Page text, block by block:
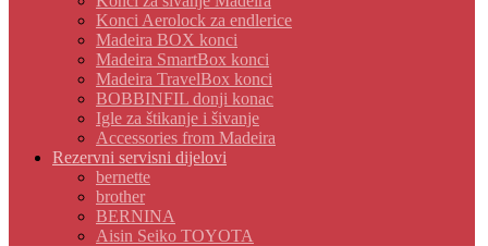
Konci Aerolock za endlerice
Madeira BOX konci
Madeira SmartBox konci
Madeira TravelBox konci
BOBBINFIL donji konac
Igle za štikanje i šivanje
Accessories from Madeira
Rezervni servisni dijelovi
bernette
brother
BERNINA
Aisin Seiko TOYOTA